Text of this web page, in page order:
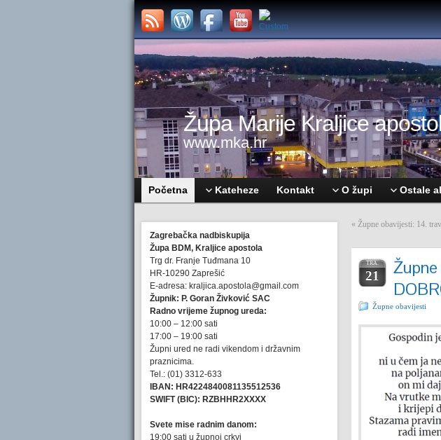
Župa Marije Kraljice
www.mka.hr
Početna Kateheze Kontakt O župi Ostale
Zagrebačka nadbiskupija
Župa BDM, Kraljice apostola
Trg dr. Franje Tuđmana 10
HR-10290 Zaprešić
E-adresa: kraljica.apostola@gmail.com
Župnik: P. Goran Živković SAC
Radno vrijeme župnog ureda:
10:00 – 12:00 sati
17:00 – 19:00 sati
Župni ured ne radi vikendom i državnim
praznicima.
Tel.: (01) 3312-633
IBAN: HR4224840081135512536
SWIFT (BIC): RZBHHR2XXXX
Svete mise radnim danom:
19:00 sati u župnoj crkvi
« Župne obavijesti: 14.
TRA.
21
Župne obavijesti